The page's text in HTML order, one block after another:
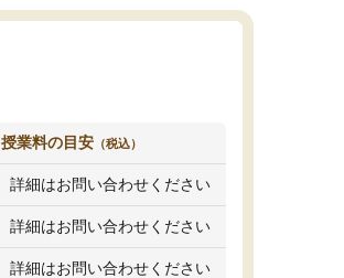
授業料の目安 （税込）
詳細はお問い合わせください
詳細はお問い合わせください
詳細はお問い合わせください